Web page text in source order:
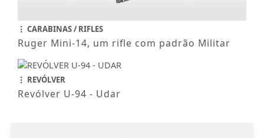
CARABINAS / RIFLES
Ruger Mini-14, um rifle com padrão Militar
REVÓLVER
Revólver U-94 - Udar